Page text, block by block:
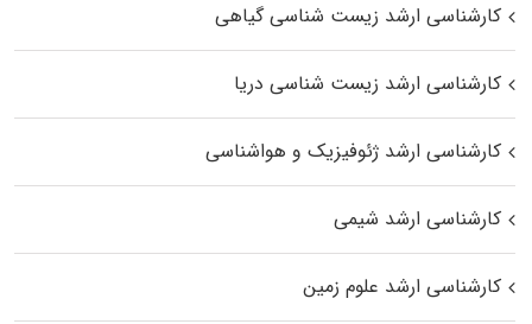
کارشناسی ارشد زیست‌ شناسی گیاهی
کارشناسی ارشد زیست‌ شناسی دریا
کارشناسی ارشد ژئوفیزیک و هواشناسی
کارشناسی ارشد شیمی
کارشناسی ارشد علوم زمین